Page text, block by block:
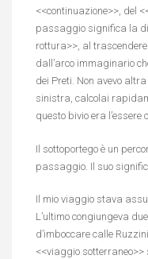
<<continuazione>>, del
passaggio significa la
rottura>>, al
dall’arco immaginario
dei Preti. Non avevo
sinistra, calcolai
questo bivio era
Il sottoportego è un
passaggio. Il suo
Il mio viaggio stava
L’ultimo congiungeva
d’imboccare calle
<<viaggio